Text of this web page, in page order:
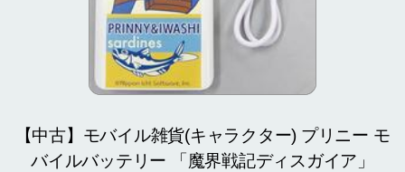
【中古】モバイル雑貨(キャラクター) プリニー モ
バイルバッテリー 「魔界戦記ディスガイア」